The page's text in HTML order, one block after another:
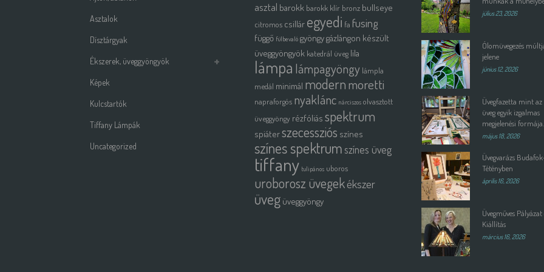
Asztalok
Dísztárgyak
Ékszerek, üveggyöngyök
Képek
Kulcstartók
Tiffany Lámpák
Uncategorized
asztal barokk barokk klír bronz bullseye
citromos csillár egyedi fa fusing
függő fülbevaló gyöngygázlángon készült
üveggyöngyök katedrál üveg lila
lámpa lámpagyöngy lámpla
medál minimál modernmoretti
napraforgós nyaklánc nárciszos olvasztott
üveggyöngy rézfóliás spektrum
spiáterszecessziós színes
színes spektrumszínes üveg
tiffany tulipános uboros
uroborosz üvegekékszer
üveg üveggyöngy
július 23, 2026
Ólomüvegezés
jelene
június 12, 2026
Üvegfazetta mint az
üveg egyik izgalmas
megjelenési formája.
május 18, 2026
Üvegvarázs
Tétényben
április 16, 2026
Üvegműves Pályázat
Kiállítás
március 16, 2026